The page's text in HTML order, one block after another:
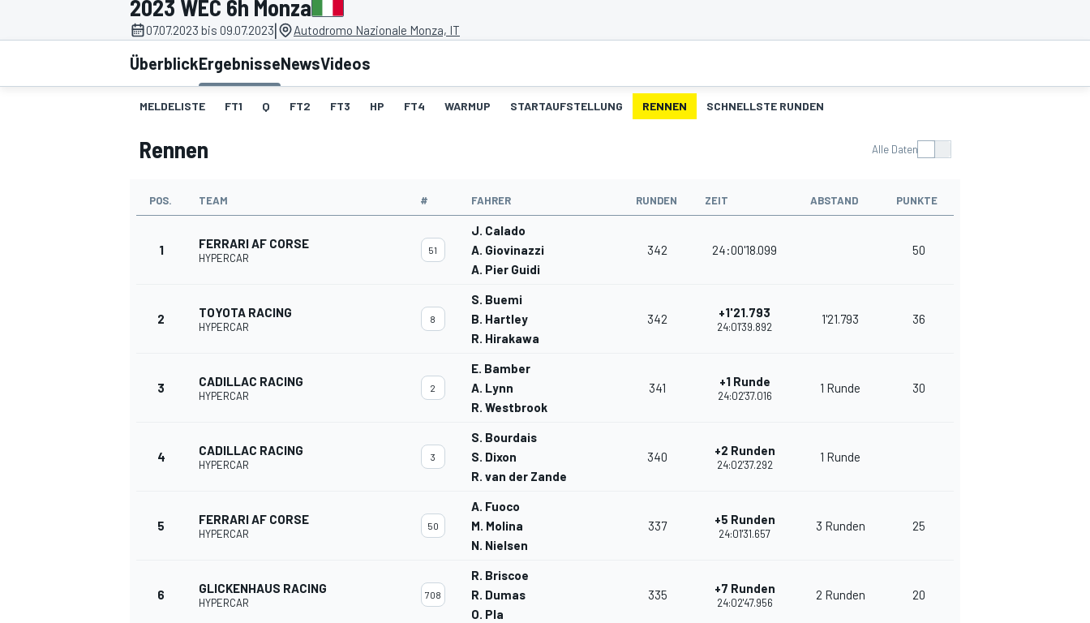
MOTOGP
2023 WEC 6h Monza
07.07.2023 bis 09.07.2023| Autodromo Nazionale Monza, IT
ÜberblickErgebnisseNewsVideos
MELDELISTE FT1 Q FT2 FT3 HP FT4 WARMUP STARTAUFSTELLUNG RENNEN SCHNELLSTE RUNDEN
Rennen Alle Daten
POS. TEAM # FAHRER RUNDEN ZEIT ABSTAND PUNKTE
1 FERRARI AF CORSE
HYPERCAR
51
J. Calado
A. Giovinazzi
A. Pier Guidi
342 24:00'18.099 50
2 TOYOTA RACING
HYPERCAR
8
S. Buemi
B. Hartley
R. Hirakawa
342 +1'21.793
24:01'39.892
1'21.793 36
3 CADILLAC RACING
HYPERCAR
2
E. Bamber
A. Lynn
R. Westbrook
341 +1 Runde
24:02'37.016
1 Runde 30
4 CADILLAC RACING
HYPERCAR
3
S. Bourdais
S. Dixon
R. van der Zande
340 +2 Runden
24:02'37.292
1 Runde
5 FERRARI AF CORSE
HYPERCAR
50
A. Fuoco
M. Molina
N. Nielsen
337 +5 Runden
24:01'31.657
3 Runden 25
6 GLICKENHAUS RACING
HYPERCAR
708
R. Briscoe
R. Dumas
O. Pla
335 +7 Runden
24:02'47.956
2 Runden 20